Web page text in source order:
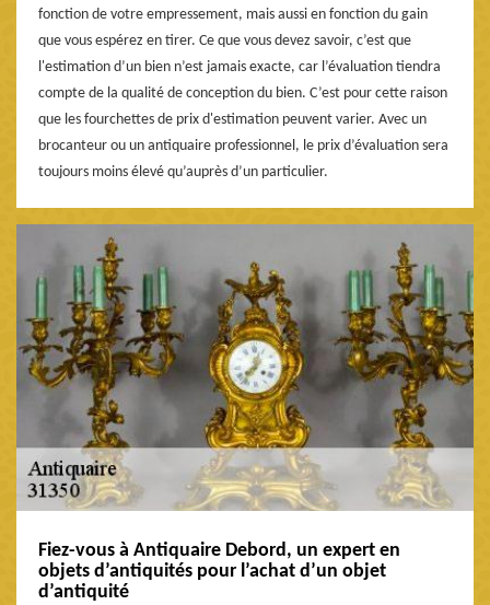
fonction de votre empressement, mais aussi en fonction du gain
que vous espérez en tirer. Ce que vous devez savoir, c’est que
l'estimation d’un bien n’est jamais exacte, car l’évaluation tiendra
compte de la qualité de conception du bien. C’est pour cette raison
que les fourchettes de prix d'estimation peuvent varier. Avec un
brocanteur ou un antiquaire professionnel, le prix d’évaluation sera
toujours moins élevé qu’auprès d’un particulier.
Fiez-vous à Antiquaire Debord, un expert en
objets d’antiquités pour l’achat d’un objet
d’antiquité